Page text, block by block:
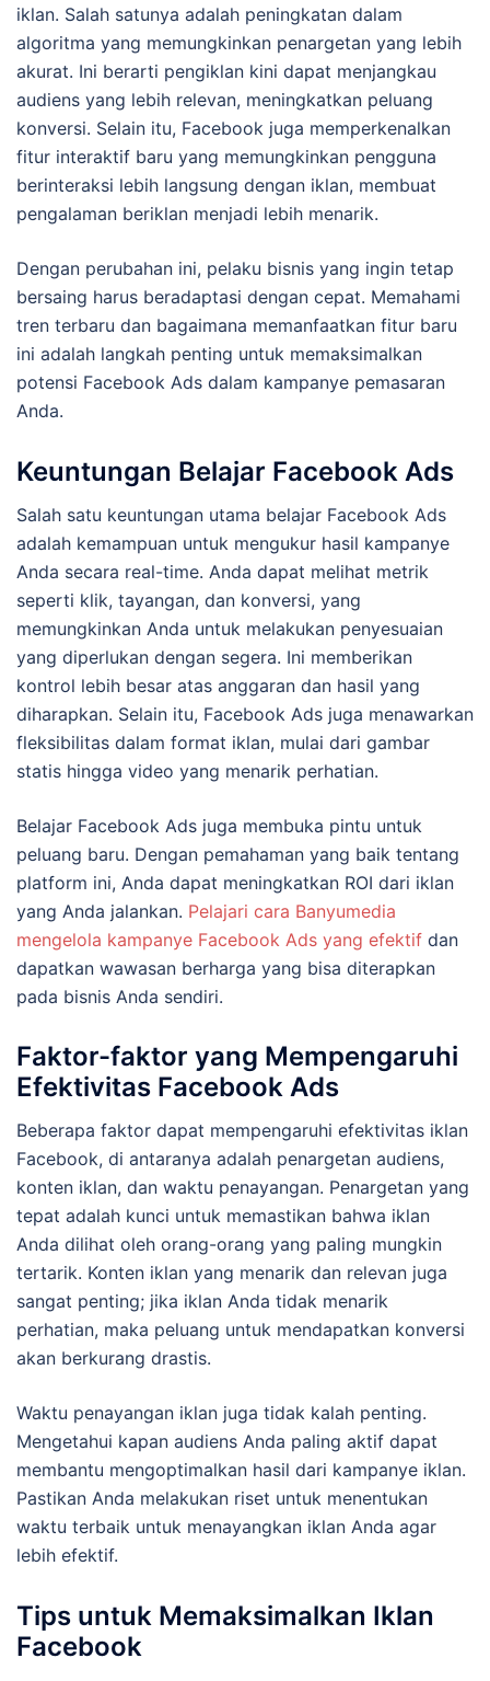
iklan. Salah satunya adalah peningkatan dalam
algoritma yang memungkinkan penargetan yang lebih
akurat. Ini berarti pengiklan kini dapat menjangkau
audiens yang lebih relevan, meningkatkan peluang
konversi. Selain itu, Facebook juga memperkenalkan
fitur interaktif baru yang memungkinkan pengguna
berinteraksi lebih langsung dengan iklan, membuat
pengalaman beriklan menjadi lebih menarik.
Dengan perubahan ini, pelaku bisnis yang ingin tetap
bersaing harus beradaptasi dengan cepat. Memahami
tren terbaru dan bagaimana memanfaatkan fitur baru
ini adalah langkah penting untuk memaksimalkan
potensi Facebook Ads dalam kampanye pemasaran
Anda.
Keuntungan Belajar Facebook Ads
Salah satu keuntungan utama belajar Facebook Ads
adalah kemampuan untuk mengukur hasil kampanye
Anda secara real-time. Anda dapat melihat metrik
seperti klik, tayangan, dan konversi, yang
memungkinkan Anda untuk melakukan penyesuaian
yang diperlukan dengan segera. Ini memberikan
kontrol lebih besar atas anggaran dan hasil yang
diharapkan. Selain itu, Facebook Ads juga menawarkan
fleksibilitas dalam format iklan, mulai dari gambar
statis hingga video yang menarik perhatian.
Belajar Facebook Ads juga membuka pintu untuk
peluang baru. Dengan pemahaman yang baik tentang
platform ini, Anda dapat meningkatkan ROI dari iklan
yang Anda jalankan. Pelajari cara Banyumedia
mengelola kampanye Facebook Ads yang efektif dan
dapatkan wawasan berharga yang bisa diterapkan
pada bisnis Anda sendiri.
Faktor-faktor yang Mempengaruhi
Efektivitas Facebook Ads
Beberapa faktor dapat mempengaruhi efektivitas iklan
Facebook, di antaranya adalah penargetan audiens,
konten iklan, dan waktu penayangan. Penargetan yang
tepat adalah kunci untuk memastikan bahwa iklan
Anda dilihat oleh orang-orang yang paling mungkin
tertarik. Konten iklan yang menarik dan relevan juga
sangat penting; jika iklan Anda tidak menarik
perhatian, maka peluang untuk mendapatkan konversi
akan berkurang drastis.
Waktu penayangan iklan juga tidak kalah penting.
Mengetahui kapan audiens Anda paling aktif dapat
membantu mengoptimalkan hasil dari kampanye iklan.
Pastikan Anda melakukan riset untuk menentukan
waktu terbaik untuk menayangkan iklan Anda agar
lebih efektif.
Tips untuk Memaksimalkan Iklan
Facebook